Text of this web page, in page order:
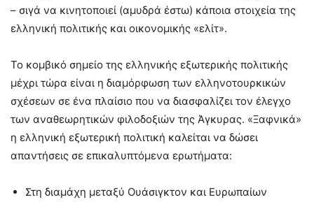
– σιγά να κινητοποιεί (αμυδρά έστω) κάποια στοιχεία της
ελληνική πολιτικής και οικονομικής «ελίτ».
Το κομβικό σημείο της ελληνικής εξωτερικής πολιτικής
μέχρι τώρα είναι η διαμόρφωση των ελληνοτουρκικών
σχέσεων σε ένα πλαίσιο που να διασφαλίζει τον έλεγχο
των αναθεωρητικών φιλοδοξιών της Άγκυρας. «Ξαφνικά»
η ελληνική εξωτερική πολιτική καλείται να δώσει
απαντήσεις σε επικαλυπτόμενα ερωτήματα:
Στη διαμάχη μεταξύ Ουάσιγκτον και Ευρωπαίων